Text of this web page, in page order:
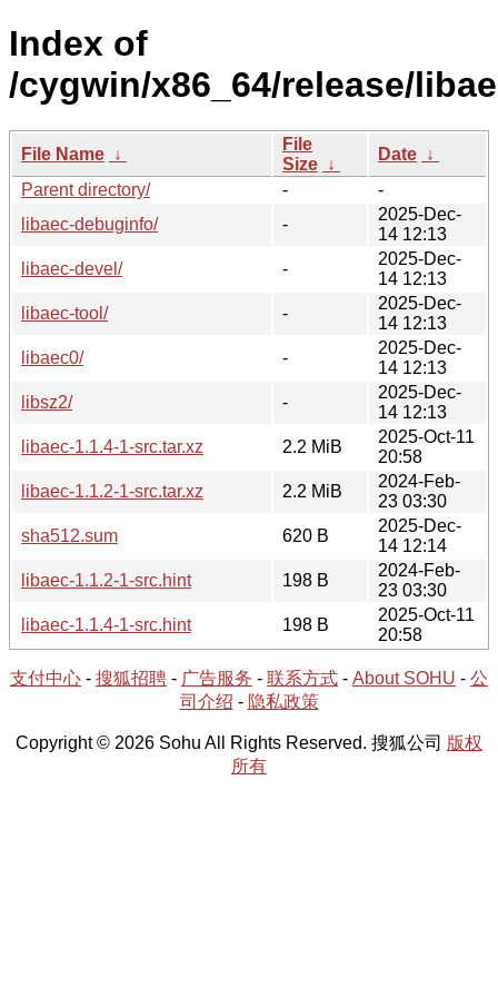
Index of
/cygwin/x86_64/release/
File Name ↓
File
Size ↓
Date ↓
Parent directory/
-
-
libaec-debuginfo/
-
2025-Dec-
14 12:13
libaec-devel/
-
2025-Dec-
14 12:13
libaec-tool/
-
2025-Dec-
14 12:13
libaec0/
-
2025-Dec-
14 12:13
libsz2/
-
2025-Dec-
14 12:13
libaec-1.1.4-1-src.tar.xz
2.2 MiB
2025-Oct-11
20:58
libaec-1.1.2-1-src.tar.xz
2.2 MiB
2024-Feb-
23 03:30
sha512.sum
620 B
2025-Dec-
14 12:14
libaec-1.1.2-1-src.hint
198 B
2024-Feb-
23 03:30
libaec-1.1.4-1-src.hint
198 B
2025-Oct-11
20:58
支付中心 - 搜狐招聘 - 广告服务 - 联系方式 - About SOHU - 公
司介绍 - 隐私政策
Copyright © 2026 Sohu All Rights Reserved. 搜狐公司 版权
所有